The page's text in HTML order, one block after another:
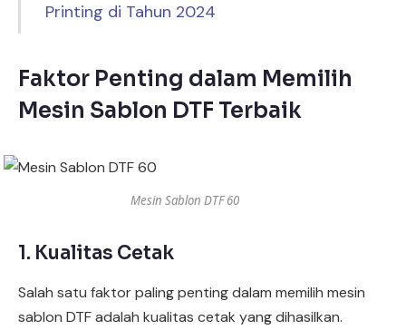
Printing di Tahun 2024
Faktor Penting dalam Memilih
Mesin Sablon DTF Terbaik
Mesin Sablon DTF 60
1. Kualitas Cetak
Salah satu faktor paling penting dalam memilih mesin
sablon DTF adalah kualitas cetak yang dihasilkan.